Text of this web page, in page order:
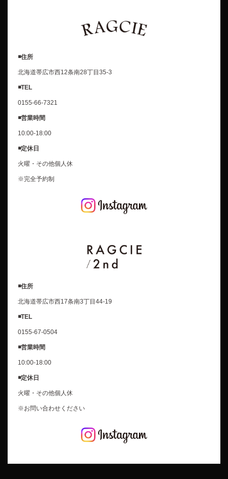
◾️住所
北海道帯広市西12条南28丁目35-3
◾️TEL
0155-66-7321
◾️営業時間
10:00-18:00
◾️定休日
火曜・その他個人休
※完全予約制
◾️住所
北海道帯広市西17条南3丁目44-19
◾️TEL
0155-67-0504
◾️営業時間
10:00-18:00
◾️定休日
火曜・その他個人休
※お問い合わせください